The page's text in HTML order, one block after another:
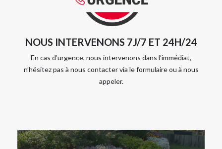
NOUS INTERVENONS 7J/7 ET 24H/24
En cas d’urgence, nous intervenons dans l’immédiat,
n’hésitez pas à nous contacter via le formulaire ou à nous
appeler.